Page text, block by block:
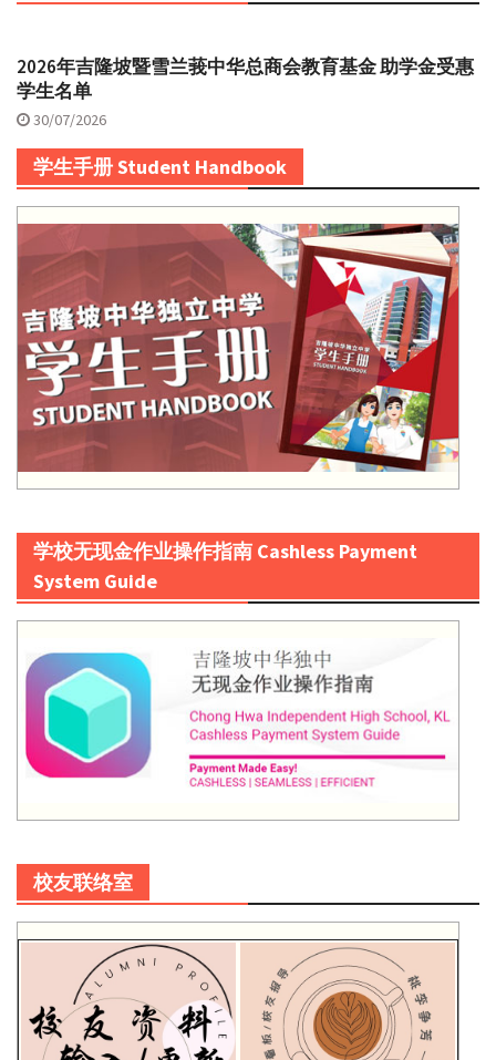
2026年吉隆坡暨雪兰莪中华总商会教育基金 助学金受惠
学生名单
30/07/2026
学生手册 Student Handbook
学校无现金作业操作指南 Cashless Payment
System Guide
校友联络室